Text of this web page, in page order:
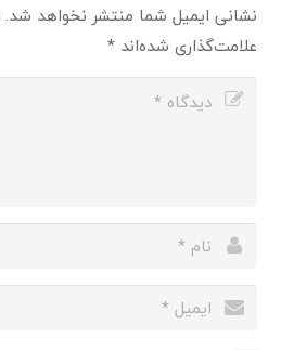
نشانی ایمیل شما منتشر نخواهد شد.
علامت‌گذاری شده‌اند*